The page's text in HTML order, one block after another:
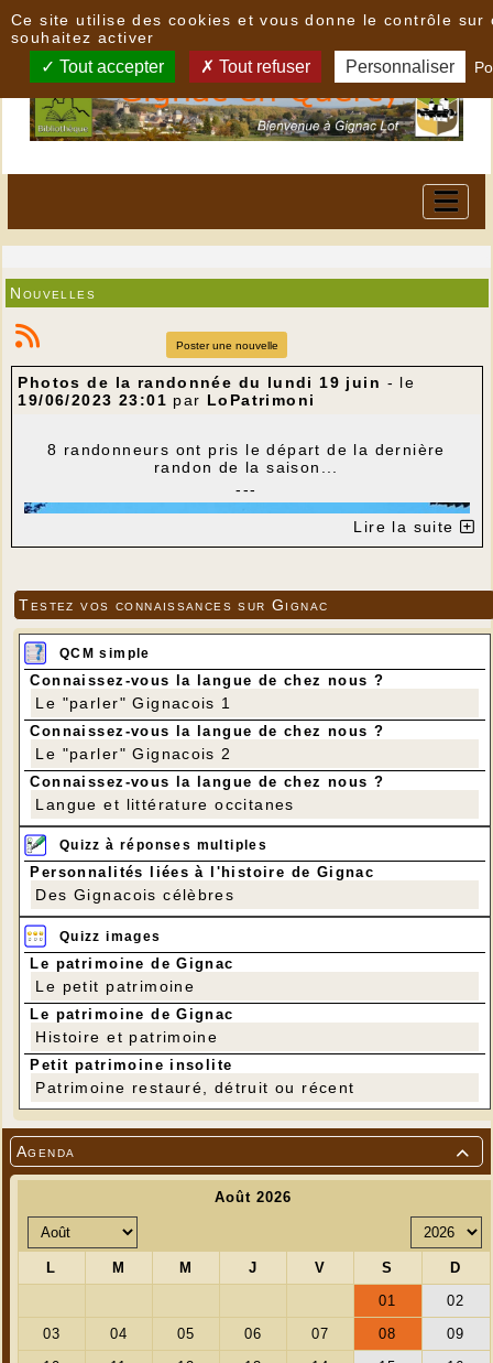

Agenda
Nouvelles
Poster une nouvelle
Photos de la randonnée du lundi 19 juin - le
19/06/2023 23:01 par LoPatrimoni
8 randonneurs ont pris le départ de la dernière
randon de la saison...
---
Lire la suite
Testez vos connaissances sur Gignac
QCM simple
Connaissez-vous la langue de chez nous ?
Le "parler" Gignacois 1
Connaissez-vous la langue de chez nous ?
Le "parler" Gignacois 2
Connaissez-vous la langue de chez nous ?
Langue et littérature occitanes
Quizz à réponses multiples
Personnalités liées à l'histoire de Gignac
Des Gignacois célèbres
Quizz images
Le patrimoine de Gignac
Le petit patrimoine
Le patrimoine de Gignac
Histoire et patrimoine
Petit patrimoine insolite
Patrimoine restauré, détruit ou récent
Ce site utilise des cookies et vous donne le contrôle sur
souhaitez activer
Tout accepter Tout refuser Personnaliser